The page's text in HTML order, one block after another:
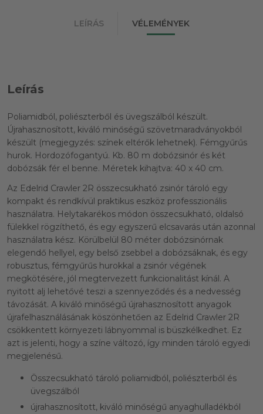
LEÍRÁS VÉLEMÉNYEK
Leírás
Poliamidból, poliészterből és üvegszálból készült.
Újrahasznosított, kiváló minőségű szövetmaradványokból
készült (megjegyzés: színek eltérők lehetnek). Fémgyűrűs
hurok. Hordozófogantyú. Kb. 80 m dobózsinór és két
dobózsák fér el benne. Méretek kihajtva: 40 x 40 cm.
Az Edelrid Crawler 2R összecsukható zsinór tároló egy
kompakt és rendkívül praktikus eszköz professzionális
használatra. Helytakarékos módon összecsukható, oldalsó
fülekkel rögzíthető, és egy egyszerű elcsavarás után azonnal
használatra kész. Körülbelül 80 méter dobózsinórnak
elegendő hellyel, egy belső zsebbel a dobózsáknak, és egy
robusztus, fémgyűrűs hurokkal a zsinór végének
megkötésére, jól megtervezett funkcionalitást kínál. A
nyitott alj lehetővé teszi a szennyeződés és a nedvesség
távozását. A kiváló minőségű újrahasznosított anyagok
újrafelhasználásának köszönhetően az Edelrid Crawler 2R
csökkentett környezeti lábnyommal is büszkélkedhet. Ez
azt is jelenti, hogy a színe változó, így minden tároló egyedi
megjelenésű.
Összecsukható tároló poliamidból, poliészterből és
üvegszálból
újrahasznosított, kiváló minőségű anyaghulladékból